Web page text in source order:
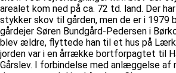
arealet kom ned på ca. 72 td. land. Der
stykker skov til gården, men de er i
gårdejer Søren Bundgård-Pedersen i
blev ældre, flyttede han til et hus på
jorden var i en årrække bortforpagtet til
Gårslev. I forbindelse med anlæggelse